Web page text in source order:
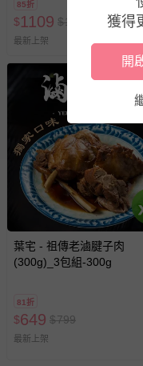
若您對於會員帳號、
式、折價券與購物
問，你可詳見：
預購商品：預購為
助取消退款事宜。
商品如因「價格、
會主動以簡訊及
償。
85折
$1109 $1299
最新上架
葉宅 - 祖傳老滷腱子肉
(300g)_3包組-300g
81折
$649 $799
最新上架
獲得
開